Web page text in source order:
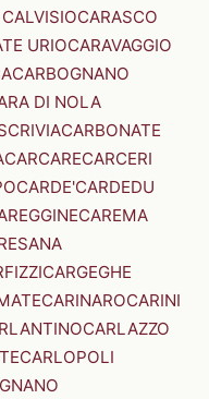
CARASCO
URIOCARAVAGGIO
CARBOGNANO
DI NOLA
CARBONATE
CARCARECARCERI
CARDE'CARDEDU
CAREMA
CARGEGHE
CARINAROCARINI
CARLAZZO
CARLOPOLI